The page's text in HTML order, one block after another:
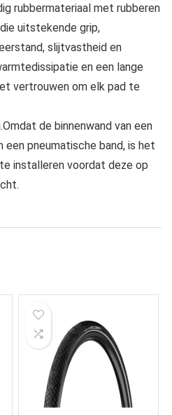
rubbermateriaal met rubberen
uitstekende grip,
slijtvastheid en
en een lange
vertrouwen om elk pad te
de binnenwand van een
een pneumatische band, is het
installeren voordat deze op